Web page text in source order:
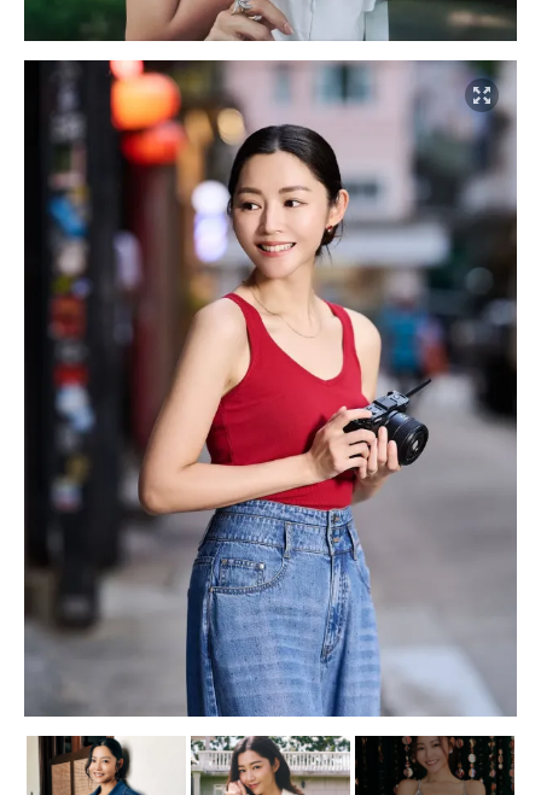
+4
點擊圖片放大